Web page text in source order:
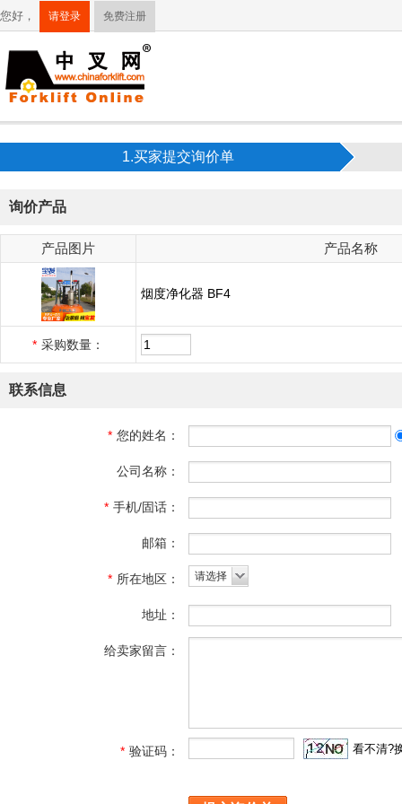
您好， 请登录 免费注册
1.买家提交询价单
询价产品
产品图片 产品名称
烟度净化器 BF4
* 采购数量：
联系信息
* 您的姓名：
公司名称：
* 手机/固话：
邮箱：
* 所在地区： 请选择
地址：
给卖家留言：
* 验证码： 看不清?